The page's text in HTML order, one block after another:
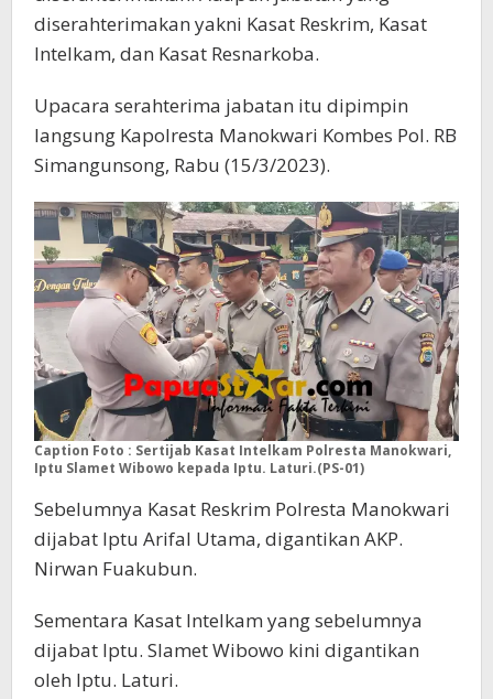
diserahterimakan yakni Kasat Reskrim, Kasat
Intelkam, dan Kasat Resnarkoba.
Upacara serahterima jabatan itu dipimpin
langsung Kapolresta Manokwari Kombes Pol. RB
Simangunsong, Rabu (15/3/2023).
Caption Foto : Sertijab Kasat Intelkam Polresta Manokwari,
Iptu Slamet Wibowo kepada Iptu. Laturi.(PS-01)
Sebelumnya Kasat Reskrim Polresta Manokwari
dijabat Iptu Arifal Utama, digantikan AKP.
Nirwan Fuakubun.
Sementara Kasat Intelkam yang sebelumnya
dijabat Iptu. Slamet Wibowo kini digantikan
oleh Iptu. Laturi.